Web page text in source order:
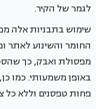
לגמר של הקיר.
שימוש בתבניות אלה
החומר והשינוע לאתר
מפסולת ואבק, כך
פחות טפסנים וללא כל